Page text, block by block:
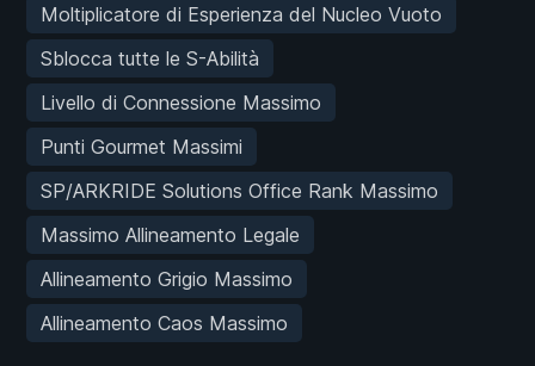
Moltiplicatore di Esperienza del Nucleo Vuoto
Sblocca tutte le S-Abilità
Livello di Connessione Massimo
Punti Gourmet Massimi
SP/ARKRIDE Solutions Office Rank Massimo
Massimo Allineamento Legale
Allineamento Grigio Massimo
Allineamento Caos Massimo